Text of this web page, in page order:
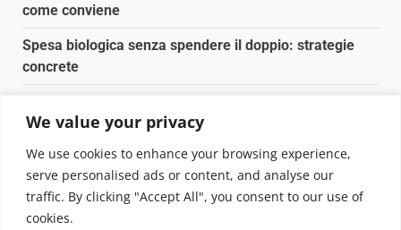
We value your privacy
We use cookies to enhance your browsing experience,
serve personalised ads or content, and analyse our
traffic. By clicking "Accept All", you consent to our use of
cookies.
come conviene
Spesa biologica senza spendere il doppio: strategie
concrete
Pulizia naturale della casa: 3 ingredienti che
sostituiscono 10 prodotti chimici
Copyright © 2025 Biopianeta.it proprietà di Jws Media